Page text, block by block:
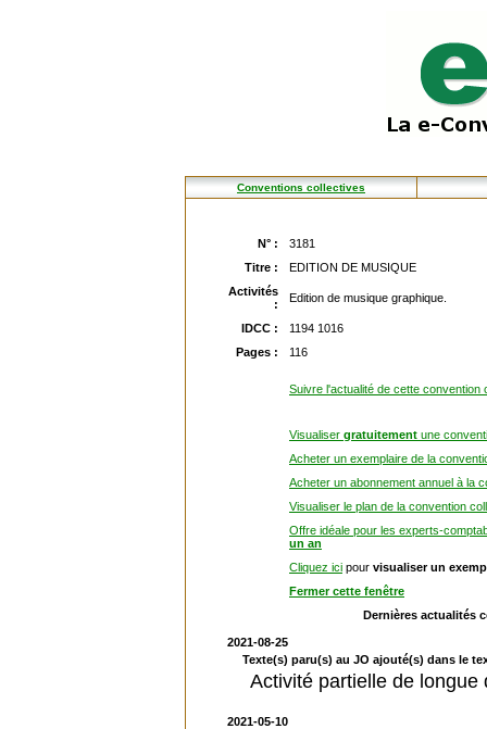
Conventions collectives
N° :
3181
Titre :
EDITION DE MUSIQUE
Activités
:
Edition de musique graphique.
IDCC :
1194 1016
Pages :
116
Suivre l'actualité de cette convention
Visualiser gratuitement une
Acheter un exemplaire de la
Acheter un abonnement annuel à la
Visualiser le plan de la convention
Offre idéale pour les experts-
un an
Cliquez ici pour visualiser un
Fermer cette fenêtre
Dernières actualités
2021-08-25
Texte(s) paru(s) au JO ajouté(s) dans le
Activité partielle de longue
2021-05-10